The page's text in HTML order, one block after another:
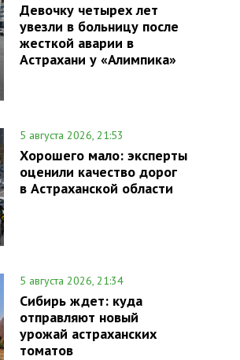
Девочку четырех лет
увезли в больницу после
жесткой аварии в
Астрахани у «Алимпика»
5 августа 2026, 21:53
Хорошего мало: эксперты
оценили качество дорог
в Астраханской области
5 августа 2026, 21:34
Сибирь ждет: куда
отправляют новый
урожай астраханских
томатов